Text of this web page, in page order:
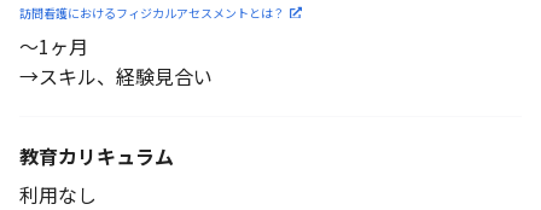
訪問看護におけるフィジカルアセスメントとは？
～1ヶ月
→スキル、経験見合い
教育カリキュラム
利用なし